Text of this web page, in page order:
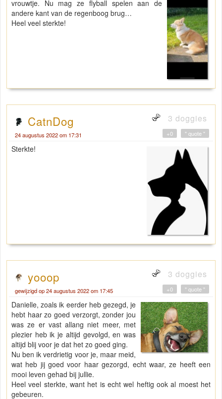
vrouwtje. Nu mag ze flyball spelen aan de
andere kant van de regenboog brug…
Heel veel sterkte!
CatnDog 3 doggies
24 augustus 2022 om 17:31 " quote "
+0
Sterkte!
yooop 3 doggies
gewijzigd op 24 augustus 2022 om 17:45 " quote "
+0
Danielle, zoals ik eerder heb gezegd, je
hebt haar zo goed verzorgt, zonder jou
was ze er vast allang niet meer, met
plezier heb ik je altijd gevolgd, en was
altijd blij voor je dat het zo goed ging.
Nu ben ik verdrietig voor je, maar meid,
wat heb jij goed voor haar gezorgd, echt waar, ze heeft een
mooi leven gehad bij jullie.
Heel veel sterkte, want het is echt wel heftig ook al moest het
gebeuren.